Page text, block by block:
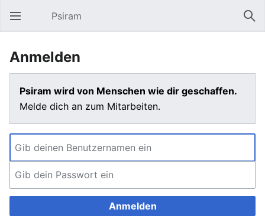
Hauptmenü öffnen Psiram
Anmelden
Psiram wird von Menschen wie dir geschaffen.
Melde dich an zum Mitarbeiten.
Anmelden